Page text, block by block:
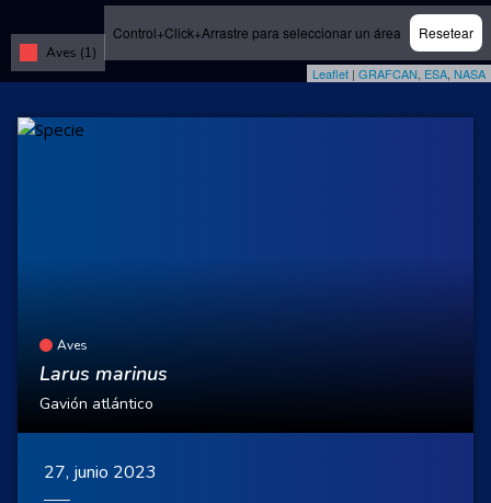
Control+Click+Arrastre para seleccionar un área Resetear
Aves (1)
Leaflet | GRAFCAN ESA NASA
Aves
Larus marinus
Gavión atlántico
27, junio 2023